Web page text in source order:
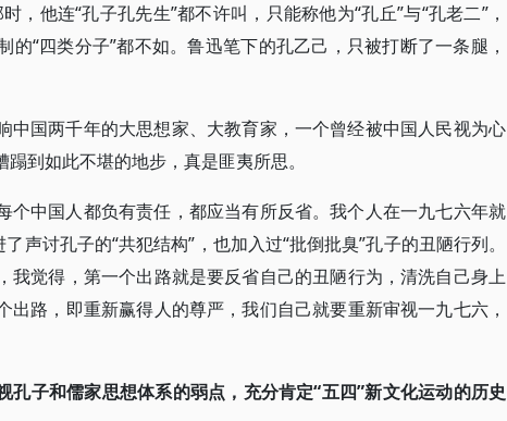
，他连“孔子孔先生”都不许叫，只能称他为“孔丘”与“孔老二”，
“四类分子”都不如。鲁迅笔下的孔乙己，只被打断了一条腿，
中国两千年的大思想家、大教育家，一个曾经被中国人民视为心
到如此不堪的地步，真是匪夷所思。
个中国人都负有责任，都应当有所反省。我个人在一九七六年就
声讨孔子的“共犯结构”，也加入过“批倒批臭”孔子的丑陋行列。
我觉得，第一个出路就是要反省自己的丑陋行为，清洗自己身上
路，即重新赢得人的尊严，我们自己就要重新审视一九七六，
孔子和儒家思想体系的弱点，充分肯定“五四”新文化运动的历史